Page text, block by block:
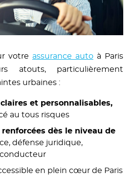
votre assurance autoà Paris
atouts, particulièrement
urbaines :
et personnalisables,
au tous risques
dès le niveau de
défense juridique,
en plein cœur de Paris